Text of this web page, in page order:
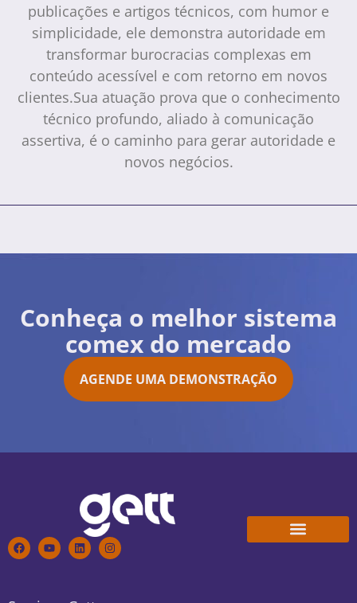
publicações e artigos técnicos, com humor e
simplicidade, ele demonstra autoridade em
transformar burocracias complexas em
conteúdo acessível e com retorno em novos
clientes.Sua atuação prova que o conhecimento
técnico profundo, aliado à comunicação
assertiva, é o caminho para gerar autoridade e
novos negócios.
Conheça o melhor sistema
comex do mercado
AGENDE UMA DEMONSTRAÇÃO